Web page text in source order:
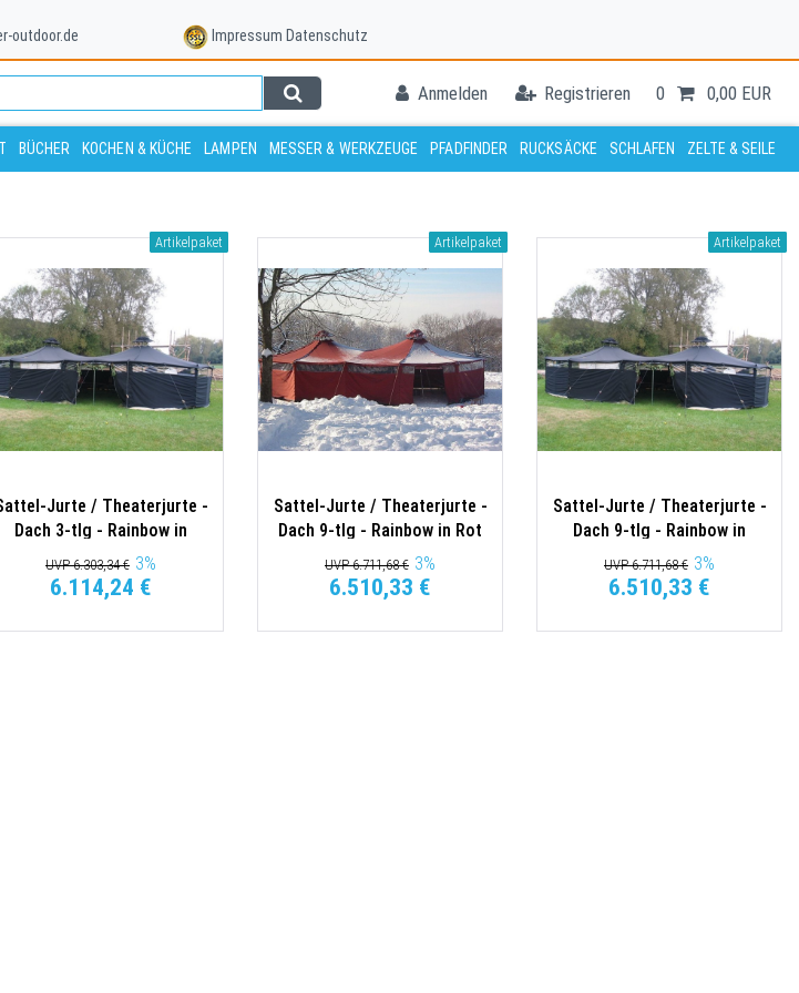
outdoor.de Impressum Datenschutz
Anmelden Registrieren 0 0,00 EUR
BÜCHER KOCHEN & KÜCHE LAMPEN MESSER & WERKZEUGE PFADFINDER RUCKSÄCKE SCHLAFEN ZELTE & SEILE
Artikelpaket
Jurte / Theaterjurte -
Dach 3-tlg - Rainbow in
UVP 6.303,34 € 3%
6.114,24 €
Artikelpaket
Sattel-Jurte / Theaterjurte -
Dach 9-tlg - Rainbow in Rot
UVP 6.711,68 € 3%
6.510,33 €
Artikelpaket
Sattel-Jurte / Theaterjurte -
Dach 9-tlg - Rainbow in
Schwarz
UVP 6.711,68 € 3%
6.510,33 €